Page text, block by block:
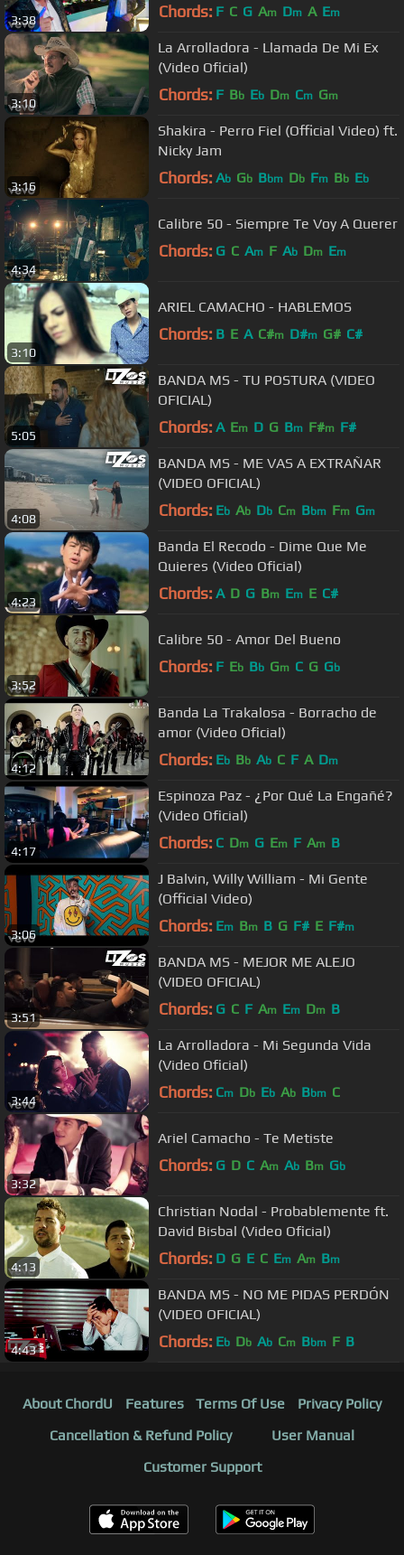
3:38 Chords: F C G Am Dm A Em
3:10
La Arrolladora - Llamada De Mi Ex
(Video Oficial)
Chords: F Bb Eb Dm Cm Gm
3:16
Shakira - Perro Fiel (Official Video) ft.
Nicky Jam
Chords: Ab Gb Bbm Db Fm Bb Eb
4:34
Calibre 50 - Siempre Te Voy A Querer
Chords: G C Am F Ab Dm Em
3:10
ARIEL CAMACHO - HABLEMOS
Chords: B E A C#m D#m G# C#
5:05
BANDA MS - TU POSTURA (VIDEO
OFICIAL)
Chords: A Em D G Bm F#m F#
4:08
BANDA MS - ME VAS A EXTRAÑAR
(VIDEO OFICIAL)
Chords: Eb Ab Db Cm Bbm Fm Gm
4:23
Banda El Recodo - Dime Que Me
Quieres (Video Oficial)
Chords: A D G Bm Em E C#
3:52
Calibre 50 - Amor Del Bueno
Chords: F Eb Bb Gm C G Gb
4:12
Banda La Trakalosa - Borracho de
amor (Video Oficial)
Chords: Eb Bb Ab C F A Dm
4:17
Espinoza Paz - ¿Por Qué La Engañé?
(Video Oficial)
Chords: C Dm G Em F Am B
3:06
J Balvin, Willy William - Mi Gente
(Official Video)
Chords: Em Bm B G F# E F#m
3:51
BANDA MS - MEJOR ME ALEJO
(VIDEO OFICIAL)
Chords: G C F Am Em Dm B
3:44
La Arrolladora - Mi Segunda Vida
(Video Oficial)
Chords: Cm Db Eb Ab Bbm C
3:32
Ariel Camacho - Te Metiste
Chords: G D C Am Ab Bm Gb
4:13
Christian Nodal - Probablemente ft.
David Bisbal (Video Oficial)
Chords: D G E C Em Am Bm
4:43
BANDA MS - NO ME PIDAS PERDÓN
(VIDEO OFICIAL)
Chords: Eb Db Ab Cm Bbm F B
About ChordU Features Terms Of Use
Privacy Policy
Cancellation & Refund Policy
User Manual
Customer Support